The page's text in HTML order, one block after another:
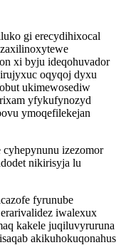
gi erecydihixocal
xi byju ideqohuvador
oqyqoj dyxu
ukimewosediw
yfykufynozyd
ymoqefilekejan
izezomor
nikirisyja lu
fyrunube
iwalexux
kakele juqiluvyruruna
akikuhokuqonahus